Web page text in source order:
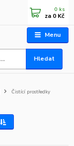
Menu
Hledat
0 ks
za 0 Kč
Čistící prostředky